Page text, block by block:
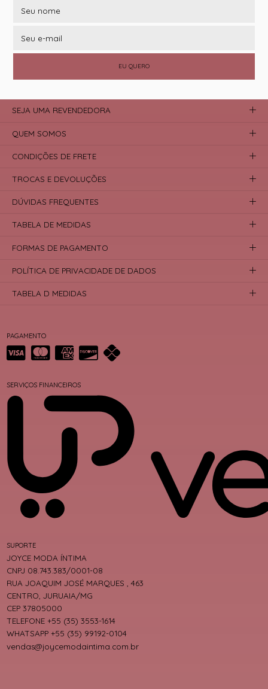
EU QUERO
PAGAMENTO
SERVIÇOS FINANCEIROS
SUPORTE
JOYCE MODA ÍNTIMA
CNPJ 08.743.383/0001-08
RUA JOAQUIM JOSÉ MARQUES , 463
CENTRO, JURUAIA/MG
CEP 37805000
TELEFONE +55 (35) 3553-1614
WHATSAPP +55 (35) 99192-0104
vendas@joycemodaintima.com.br
SEJA UMA REVENDEDORA
QUEM SOMOS
CONDIÇÕES DE FRETE
TROCAS E DEVOLUÇÕES
DÚVIDAS FREQUENTES
TABELA DE MEDIDAS
FORMAS DE PAGAMENTO
POLÍTICA DE PRIVACIDADE DE DADOS
TABELA D MEDIDAS